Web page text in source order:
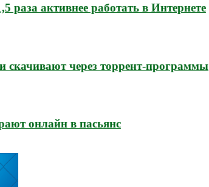
активнее работать в Интернете
через торрент-программы
онлайн в пасьянс